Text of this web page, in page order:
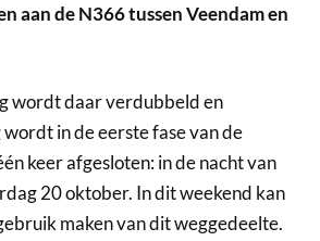
aan de N366 tussen Veendam en
wordt daar verdubbeld en
in de eerste fase van de
keer afgesloten: in de nacht van
20 oktober. In dit weekend kan
maken van dit weggedeelte.